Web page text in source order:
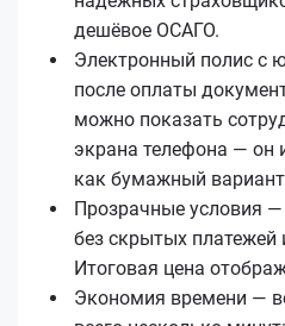
дешёвое ОСАГО.
Электронный полис с
после оплаты
можно показать
экрана телефона — он
как бумажный
Прозрачные условия
без скрытых платежей
Итоговая цена
Экономия времени —